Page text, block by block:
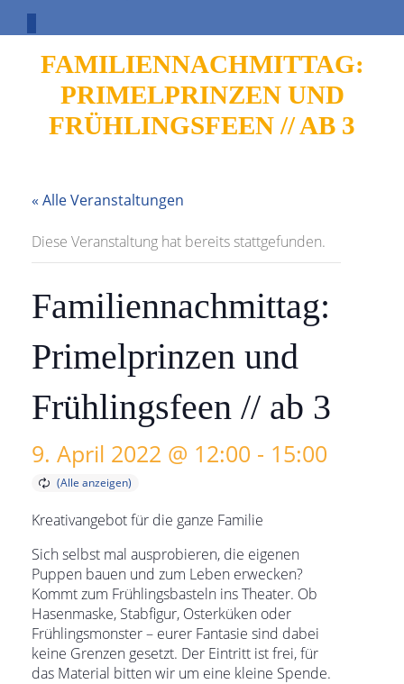
FAMILIENNACHMITTAG:
PRIMELPRINZEN UND
FRÜHLINGSFEEN // AB 3
« Alle Veranstaltungen
Diese Veranstaltung hat bereits stattgefunden.
Familiennachmittag:
Primelprinzen und
Frühlingsfeen // ab 3
9. April 2022 @ 12:00 - 15:00
Kreativangebot für die ganze Familie
Sich selbst mal ausprobieren, die eigenen
Puppen bauen und zum Leben erwecken?
Kommt zum Frühlingsbasteln ins Theater. Ob
Hasenmaske, Stabfigur, Osterküken oder
Frühlingsmonster – eurer Fantasie sind dabei
keine Grenzen gesetzt. Der Eintritt ist frei, für
das Material bitten wir um eine kleine Spende.